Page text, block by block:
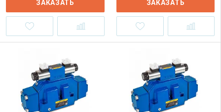
ЗАКАЗАТЬ ЗАКАЗАТЬ